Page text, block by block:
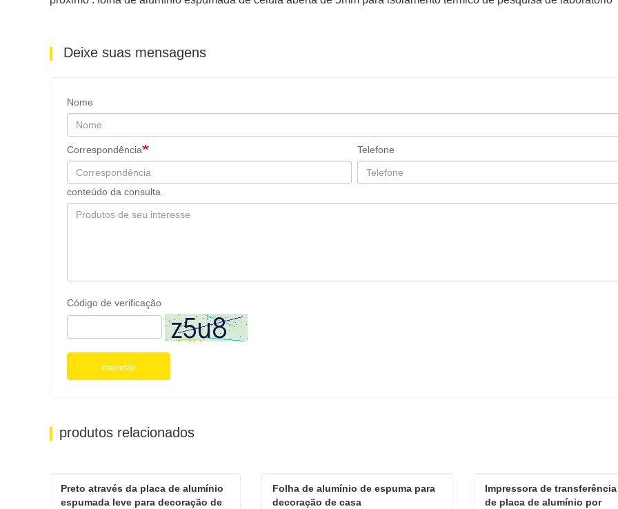
Deixe suas mensagens
Nome
Correspondência Telefone
conteúdo da consulta
Código de verificação
mandar
produtos relacionados
Preto através da placa de alumínio
espumada leve para decoração de
Folha de alumínio de espuma para
decoração de casa
Impressora de
de placa de alumínio por